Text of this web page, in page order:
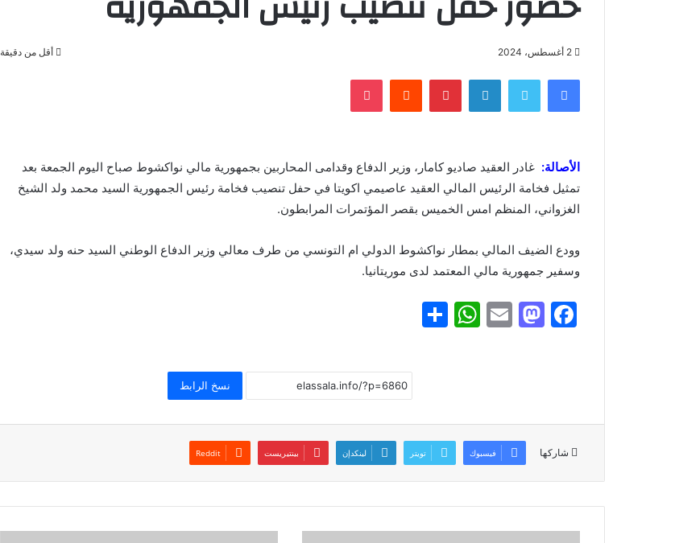
2 أغسطس، 2024 أقل من دقيقة
فيسبوك لينكدإن بينتيريست
الأصالة: غادر العقيد صاديو كامار، وزير الدفاع وقدامى المحاربين بجمهورية مالي نواكشوط صباح اليوم الجمعة بعد
تمثيل فخامة الرئيس المالي العقيد عاصيمي اكويتا في حفل تنصيب فخامة رئيس الجمهورية السيد محمد ولد الشيخ
الغزواني، المنظم امس الخميس بقصر المؤتمرات المرابطون.
وودع الضيف المالي بمطار نواكشوط الدولي ام التونسي من طرف معالي وزير الدفاع الوطني السيد حنه ولد سيدي،
وسفير جمهورية مالي المعتمد لدى موريتانيا.
F
b
o
o
M
d
o
n
E
W
A
p
p
ar
e
نسخ الرابط
شاركها فيسبوك تويتر لينكدإن بينتيريست